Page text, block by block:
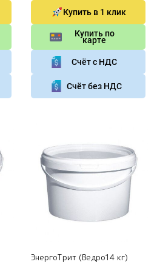
Купить в 1 клик
Купить по
карте
Счёт с НДС
Счёт без НДС
ЭнергоТрит (Ведро14 кг)